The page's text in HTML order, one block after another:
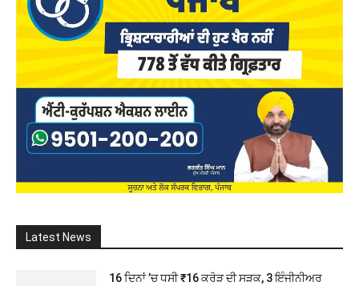
Latest News
16 ਦਿਨਾਂ ’ਚ ਧਸੀ ₹16 ਕਰੋੜ ਦੀ ਸੜਕ, 3 ਇੰਜੀਨੀਅਰ